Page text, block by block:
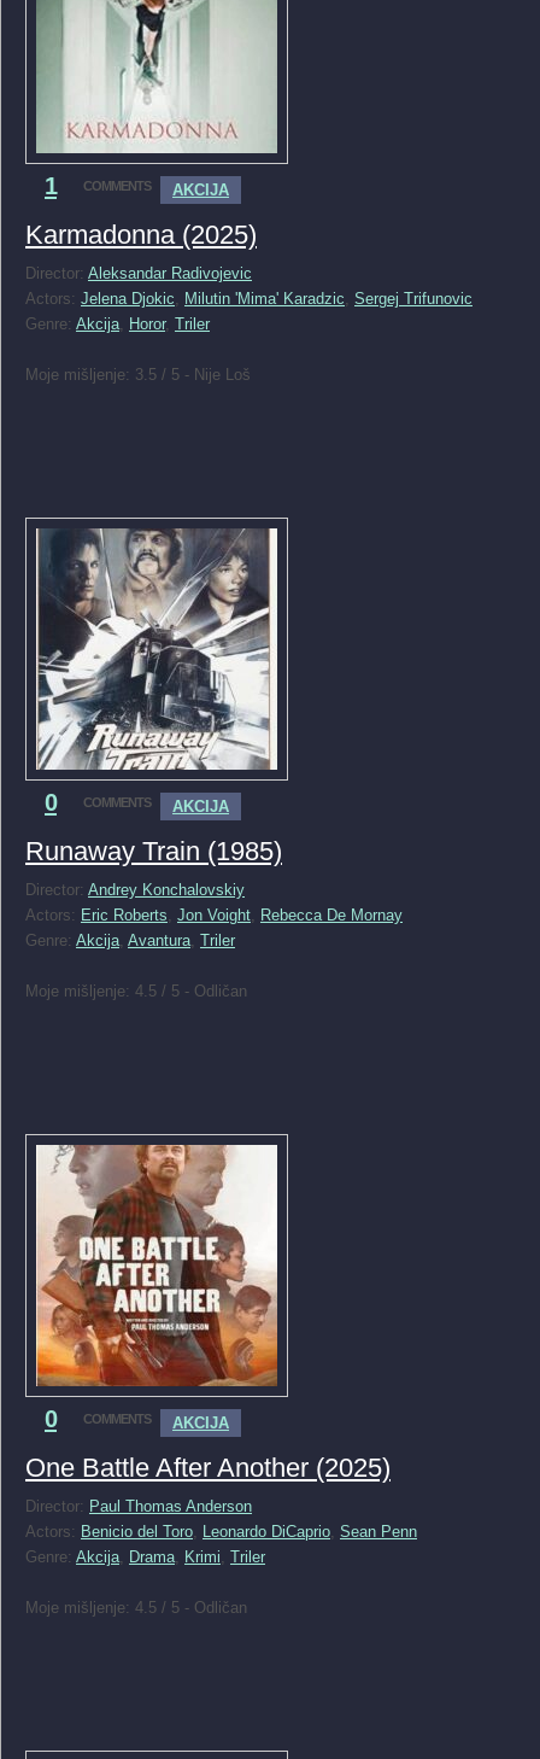
1 COMMENTS AKCIJA
Karmadonna (2025)
Director: Aleksandar Radivojevic
Actors: Jelena Djokic Milutin 'Mima' Karadzic Sergej Trifunovic
Genre: Akcija Horor, Triler
Moje mišljenje: 3.5 / 5 - Nije Loš
0 COMMENTS AKCIJA
Runaway Train (1985)
Director: Andrey Konchalovskiy
Actors: Eric Roberts Jon Voight
Rebecca De Mornay
Genre: Akcija Avantura Triler
Moje mišljenje: 4.5 / 5 - Odličan
0 COMMENTS AKCIJA
One Battle After Another (2025)
Director: Paul Thomas Anderson
Actors: Benicio del Toro Leonardo DiCaprio Sean Penn
Genre: Akcija Drama Krimi Triler
Moje mišljenje: 4.5 / 5 - Odličan